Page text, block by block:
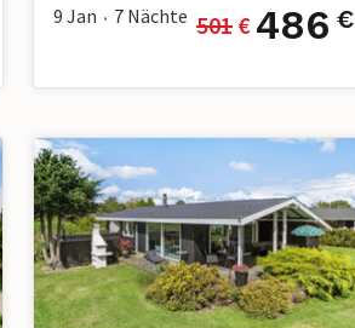
9 Jan • 7 Nächte 501 € 486 €